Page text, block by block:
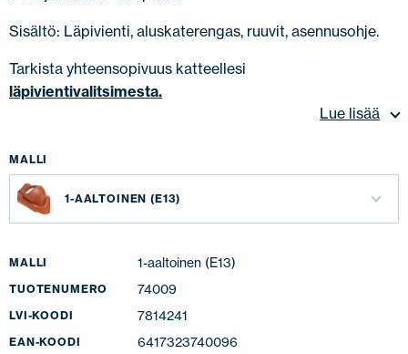
Sisältö: Läpivienti, aluskaterengas, ruuvit, asennusohje.
Tarkista yhteensopivuus katteellesi
läpivientivalitsimesta.
Lue lisää
MALLI
1-AALTOINEN (E13)
MALLI 1-aaltoinen (E13)
TUOTENUMERO 74009
LVI-KOODI 7814241
EAN-KOODI 6417323740096